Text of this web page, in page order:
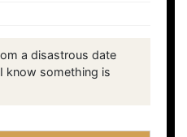
a disastrous date
know something is